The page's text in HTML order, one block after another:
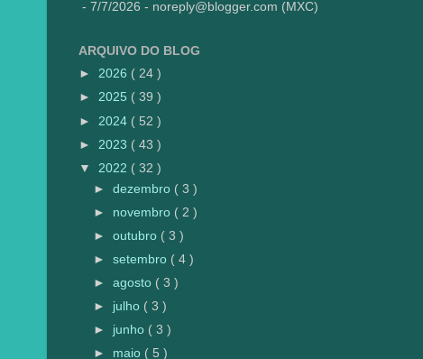
- 7/7/2026 - noreply@blogger.com (MXC)
ARQUIVO DO BLOG
► 2026 ( 24 )
► 2025 ( 39 )
► 2024 ( 52 )
► 2023 ( 43 )
▼ 2022 ( 32 )
►dezembro ( 3 )
► novembro ( 2 )
►outubro ( 3 )
►setembro ( 4 )
►agosto ( 3 )
► julho ( 3 )
► junho ( 3 )
► maio ( 5 )